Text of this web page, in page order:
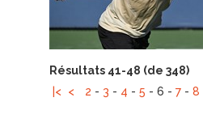
Résultats 41-48 (de 348)
|<
< 2 - 3 - 4 - 5 - 6 - 7 - 8